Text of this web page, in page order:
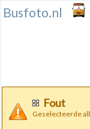
Busfoto.nl
Fout
Geselecteerde